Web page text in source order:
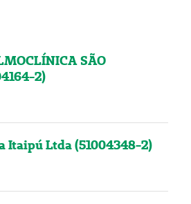
SÃO
2)
Itaipú Ltda (51004348-2)